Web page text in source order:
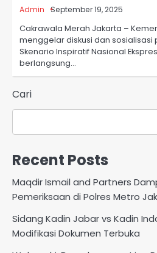
Admin September 19, 2025
Cakrawala Merah Jakarta –
menggelar diskusi dan sosialisasi
Skenario Inspiratif Nasional
berlangsung…
Cari
Recent Posts
Maqdir Ismail and Partners
Pemeriksaan di Polres Metro
Sidang Kadin Jabar vs Kadin
Modifikasi Dokumen Terbuka